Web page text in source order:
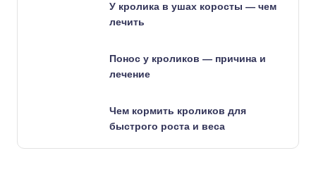
У кролика в ушах коросты — чем
лечить
Понос у кроликов — причина и
лечение
Чем кормить кроликов для
быстрого роста и веса